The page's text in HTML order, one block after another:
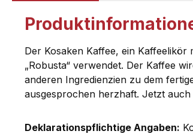
Der Kosaken Kaffee, ein
„Robusta“ verwendet. Der Kaffee
anderen Ingredienzien zu dem
ausgesprochen herzhaft. Jetzt
Deklarationspflichtige Angaben: